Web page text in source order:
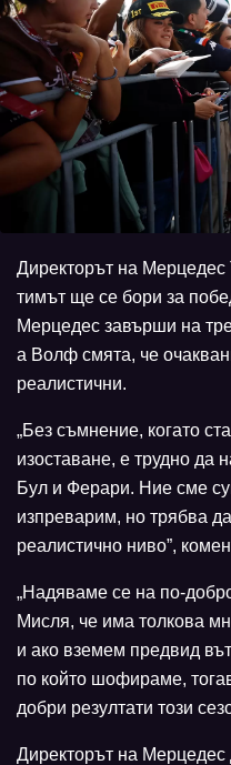
Директорът на Мерцедес
тимът ще се бори за
Мерцедес завърши на
а Волф смята, че
реалистични.
„Без съмнение, когато
изоставане, е трудно да
Бул и Ферари. Ние сме
изпреварим, но трябва
реалистично ниво”,
„Надяваме се на по-
Мисля, че има толкова
и ако вземем предвид
по който шофираме,
добри резултати този
Директорът на Мерцедес